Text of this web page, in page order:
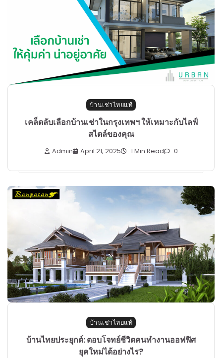
บ้านเช่าไทยแท้
เคล็ดลับเลือกบ้านเช่าในกรุงเทพฯ ให้เหมาะกับไลฟ์
สไตล์ของคุณ
Admin April 21, 2025 1 Min Read 0
บ้านเช่าไทยแท้
บ้านไทยประยุกต์: ตอบโจทย์ชีวิตคนทำงานออฟฟิศ
ยุคใหม่ได้อย่างไร?